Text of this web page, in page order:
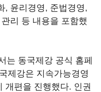
, 윤리경영, 준법경영,
리 등 내용을 포함했
는 동국제강 공식 홈페
제강은 지속가능경영
개편을 진행했다. 인권